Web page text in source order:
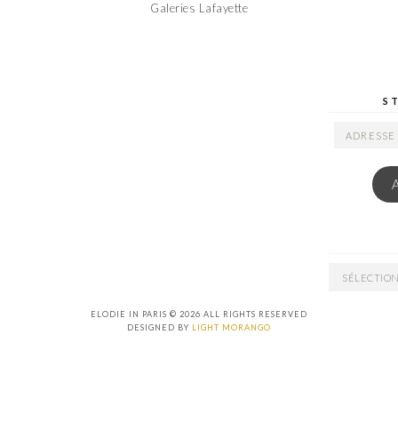
Galeries Lafayette
ADRESSE
ARCHIVES
ELODIE IN PARIS © 2026 ALL RIGHTS RESERVED
DESIGNED BY LIGHT MORANGO